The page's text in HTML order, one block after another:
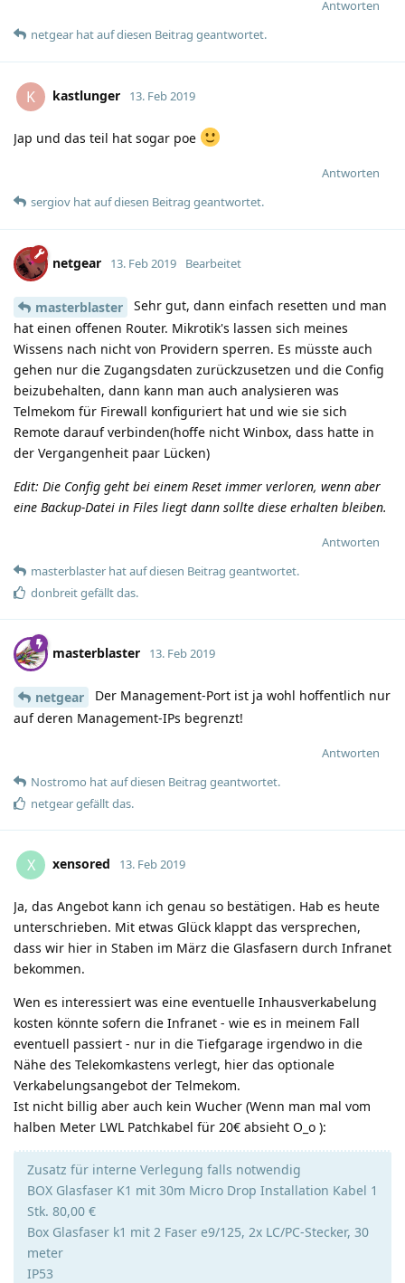
Antworten
netgear hatauf diesen Beitrag geantwortet.
K kastlunger 13. Feb 2019
Jap und das teil hat sogar poe
Antworten
sergiov hatauf diesen Beitrag geantwortet.
netgear 13. Feb 2019 Bearbeitet
masterblaster
Sehr gut, dann einfach resetten und man
hat einen offenen Router. Mikrotik's lassen sich meines
Wissens nach nicht von Providern sperren. Es müsste auch
gehen nur die Zugangsdaten zurückzusetzen und die Config
beizubehalten, dann kann man auch analysieren was
Telmekom für Firewall konfiguriert hat und wie sie sich
Remote darauf verbinden(hoffe nicht Winbox, dass hatte in
der Vergangenheit paar Lücken)
Edit: Die Config geht bei einem Reset immer verloren, wenn aber
eine Backup-Datei in Files liegt dann sollte diese erhalten bleiben.
Antworten
masterblaster hatauf diesen Beitrag geantwortet.
donbreitgefällt das.
masterblaster 13. Feb 2019
netgear
Der Management-Port ist ja wohl hoffentlich nur
auf deren Management-IPs begrenzt!
Antworten
Nostromo hatauf diesen Beitrag geantwortet.
netgeargefällt das.
X xensored 13. Feb 2019
Ja, das Angebot kann ich genau so bestätigen. Hab es heute
unterschrieben. Mit etwas Glück klappt das versprechen,
dass wir hier in Staben im März die Glasfasern durch Infranet
bekommen.
Wen es interessiert was eine eventuelle Inhausverkabelung
kosten könnte sofern die Infranet - wie es in meinem Fall
eventuell passiert - nur in die Tiefgarage irgendwo in die
Nähe des Telekomkastens verlegt, hier das optionale
Verkabelungsangebot der Telmekom.
Ist nicht billig aber auch kein Wucher (Wenn man mal vom
halben Meter LWL Patchkabel für 20€ absieht O_o ):
Zusatz für interne Verlegung falls notwendig
BOX Glasfaser K1 mit 30m Micro Drop Installation Kabel 1
Stk. 80,00 €
Box Glasfaser k1 mit 2 Faser e9/125, 2x LC/PC-Stecker, 30
meter
IP53